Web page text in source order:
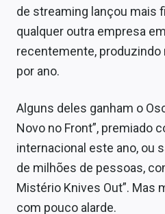
de streaming lançou mais
qualquer outra empresa
recentemente,
por ano.
Alguns deles ganham o
Novo no Front”, premiado
internacional este ano, ou
de milhões de pessoas,
Mistério Knives Out”. Mas
com pouco alarde.